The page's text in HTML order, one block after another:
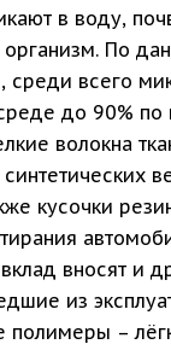
в воду,
организм. По
среди всего
до 90% по
волокна
кусочки
вносят и
из
полимеры –